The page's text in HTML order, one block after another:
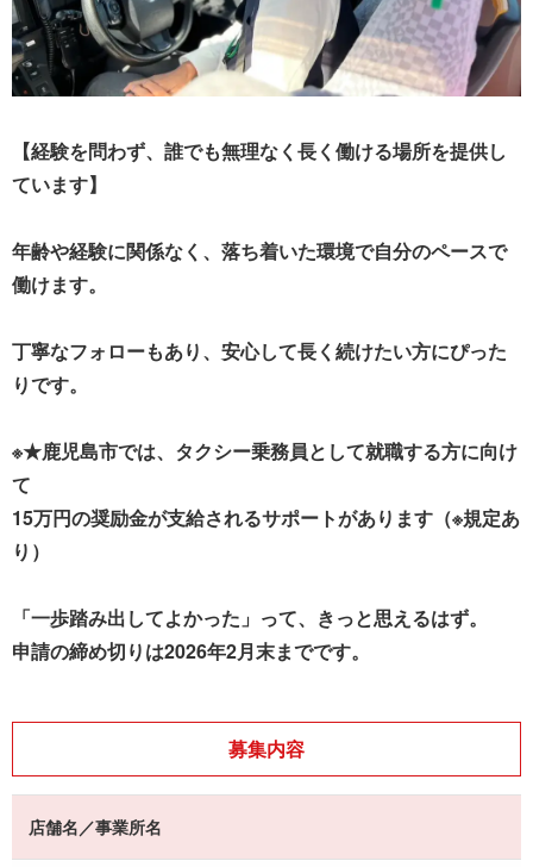
【経験を問わず、誰でも無理なく長く働ける場所を提供し
ています】
年齢や経験に関係なく、落ち着いた環境で自分のペースで
働けます。
丁寧なフォローもあり、安心して長く続けたい方にぴった
りです。
※★鹿児島市では、タクシー乗務員として就職する方に向け
て
15万円の奨励金が支給されるサポートがあります（※規定あ
り）
「一歩踏み出してよかった」って、きっと思えるはず。
申請の締め切りは2026年2月末までです。
募集内容
店舗名／事業所名